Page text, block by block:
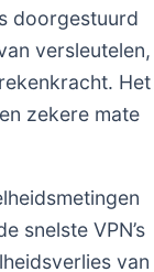
doorgestuurd
versleutelen,
Het
zekere mate
snelste VPN’s
van